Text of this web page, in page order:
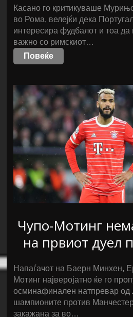
Касано го критикуваше
во Рома, велејќи дека
интересира фудбалот и тоа
важно со римскиот…
Повеќе
Чупо-Мотинг
на првиот дуел
Напаѓачот на Баерн Минхен,
Мотинг најверојатно ќе го
осминафинален натпревар од
шампионите против
закажана за во…